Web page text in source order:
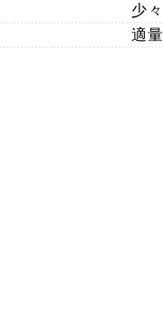
少々
適量